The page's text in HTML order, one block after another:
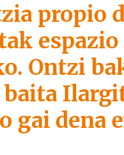
propio
espazio
Ontzi
baita
gai dena